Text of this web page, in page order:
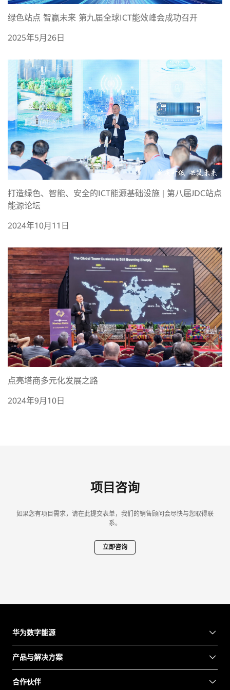
绿色站点 智赢未来 第九届全球ICT能效峰会成功召开
2025年5月26日
打造绿色、智能、安全的ICT能源基础设施 | 第八届JDC站点
能源论坛
2024年10月11日
点亮塔商多元化发展之路
2024年9月10日
项目咨询
如果您有项目需求，请在此提交表单，我们的销售顾问会尽快与您取得联
系。
立即咨询
华为数字能源
产品与解决方案
合作伙伴